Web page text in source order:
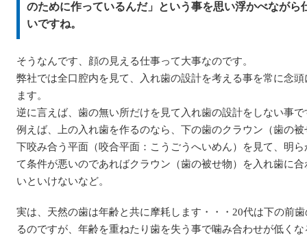
のために作っているんだ」という事を思い浮かべながら
いですね。
そうなんです、顔の見える仕事って大事なのです。
弊社では全口腔内を見て、入れ歯の設計を考える事を常に念
ます。
逆に言えば、歯の無い所だけを見て入れ歯の設計をしない事で
例えば、上の入れ歯を作るのなら、下の歯のクラウン（歯の
下咬み合う平面（咬合平面：こうごうへいめん）を見て、明
て条件が悪いのであればクラウン（歯の被せ物）を入れ歯に
いといけないなど。
実は、天然の歯は年齢と共に摩耗します・・・20代は下の前
るのですが、年齢を重ねたり歯を失う事で噛み合わせが低く